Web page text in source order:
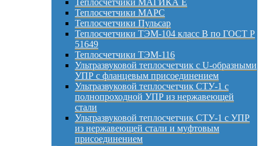
Теплосчетчики МАГИКА Е
Теплосчетчики МАРС
Теплосчетчики Пульсар
Теплосчетчики ТЭМ-104 класс B по ГОСТ Р
51649
Теплосчетчики ТЭМ-116
Ультразвуковой теплосчетчик с U-образными
УПР с фланцевым присоединением
Ультразвуковой теплосчетчик СТУ-1 с
полнопроходной УПР из нержавеющей
стали
Ультразвуковой теплосчетчик СТУ-1 с УПР
из нержавеющей стали и муфтовым
присоединением